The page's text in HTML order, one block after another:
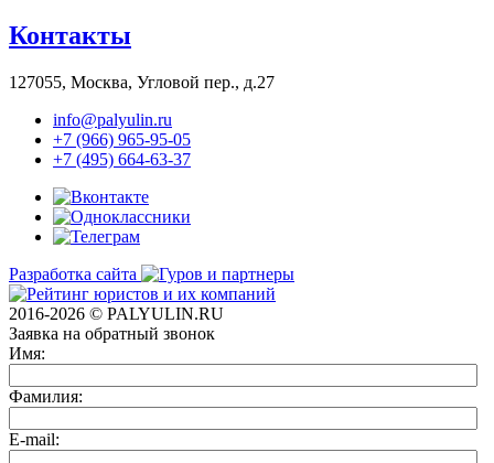
Контакты
127055, Москва, Угловой пер., д.27
info@palyulin.ru
+7 (966) 965-95-05
+7 (495) 664-63-37
Разработка сайта
2016-2026 © PALYULIN.RU
Заявка на обратный звонок
Имя:
Фамилия:
E-mail: